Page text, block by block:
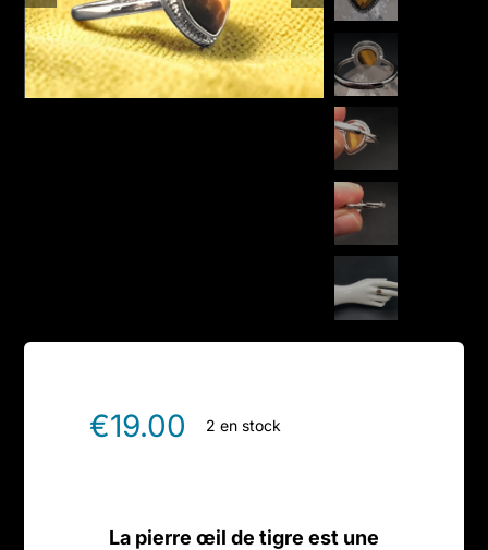
€19.00 2 en stock
La pierre œil de tigre est une